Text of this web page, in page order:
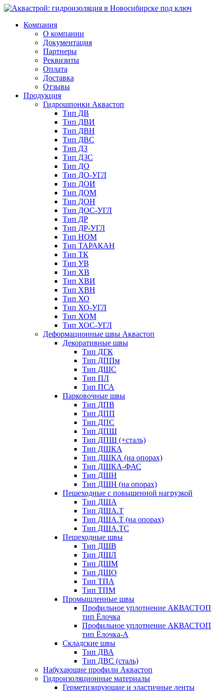
Компания
О компании
Документация
Партнеры
Реквизиты
Оплата
Доставка
Отзывы
Продукция
Гидрошпонки Аквастоп
Тип ДВ
Тип ДВИ
Тип ДВН
Тип ДВС
Тип ДЗ
Тип ДЗС
Тип ДО
Тип ДО-УГЛ
Тип ДОИ
Тип ДОМ
Тип ДОН
Тип ДОС-УГЛ
Тип ДР
Тип ДР-УГЛ
Тип НОМ
Тип ТАРАКАН
Тип ТК
Тип УВ
Тип ХВ
Тип ХВИ
Тип ХВН
Тип ХО
Тип ХО-УГЛ
Тип ХОМ
Тип ХОС-УГЛ
Деформационные швы Аквастоп
Декоративные швы
Тип ДГК
Тип ДППм
Тип ДШС
Тип ПЛ
Тип ПСА
Парковочные швы
Тип ДПВ
Тип ДПП
Тип ДПС
Тип ДПШ
Тип ДПШ (+сталь)
Тип ДШКА
Тип ДШКА (на опорах)
Тип ДШКА-ФАС
Тип ДШН
Тип ДШН (на опорах)
Пешеходные с повышенной нагрузкой
Тип ДША
Тип ДША.Т
Тип ДША.Т (на опорах)
Тип ДША.ТС
Пешеходные швы
Тип ДШВ
Тип ДШЛ
Тип ДШМ
Тип ДШО
Тип ТПА
Тип ТПМ
Промышленные швы
Профильное уплотнение АКВАСТОП
тип Ёлочка
Профильное уплотнение АКВАСТОП
тип Ёлочка-А
Складские швы
Тип ДВА
Тип ДВС (сталь)
Набухающие профили Аквастоп
Гидроизоляционные материалы
Герметизирующие и эластичные ленты